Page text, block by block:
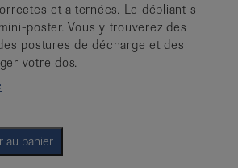
et alternées. Le dépliant s
poster. Vous y trouverez des
postures de décharge et des
votre dos.
au panier